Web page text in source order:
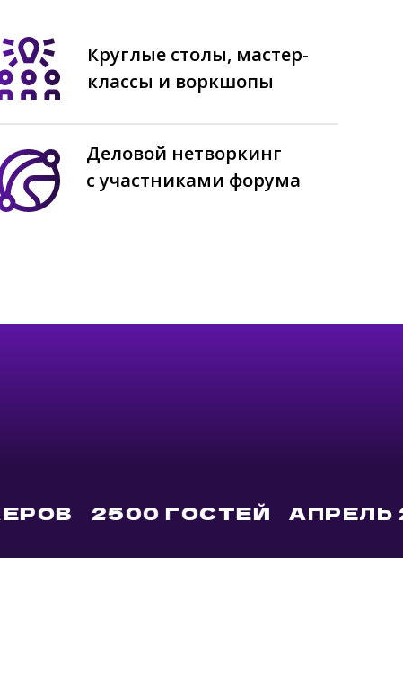
Круглые столы, мастер-
классы и воркшопы
Деловой нетворкинг
с участниками форума
2500 ГОСТЕЙ АПРЕЛЬ 2025